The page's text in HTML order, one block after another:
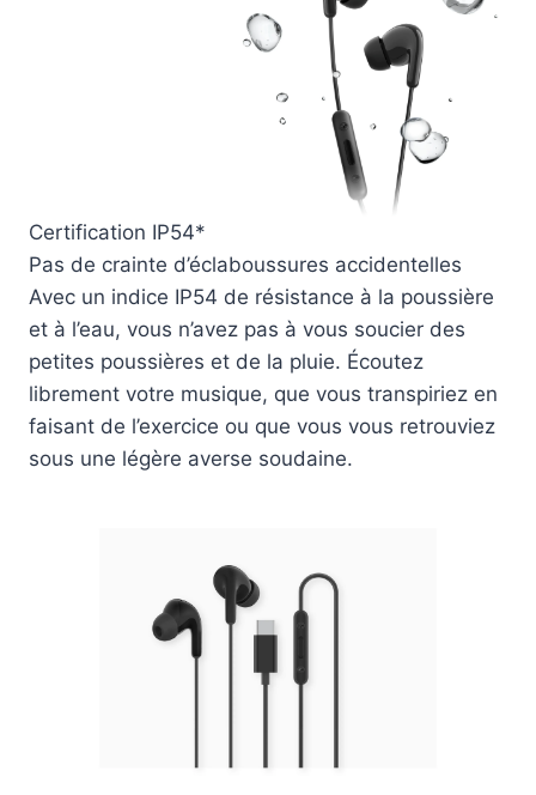
Certification IP54*
Pas de crainte d’éclaboussures accidentelles
Avec un indice IP54 de résistance à la poussière
et à l’eau, vous n’avez pas à vous soucier des
petites poussières et de la pluie. Écoutez
librement votre musique, que vous transpiriez en
faisant de l’exercice ou que vous vous retrouviez
sous une légère averse soudaine.